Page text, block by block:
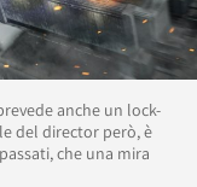
anche un lock-
del director però, è
che una mira